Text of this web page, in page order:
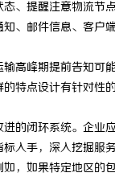
、提醒注意物流节
、邮件信息、客
高峰期提前告知
特点设计有针对性
的闭环系统。企
入手，深入挖掘服
，如果特定地区